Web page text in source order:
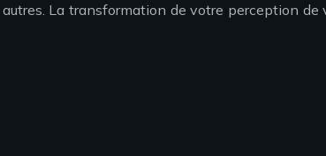
La transformation de votre perception